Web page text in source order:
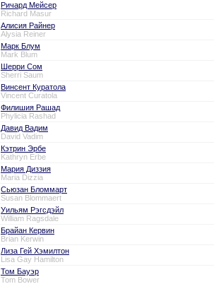
Ричард Мейсер
Richard Masur
Алисия Райнер
Alysia Reiner
Марк Блум
Mark Blum
Шерри Сом
Sherri Saum
Винсент Куратола
Vincent Curatola
Филишия Рашад
Phylicia Rashad
Давид Вадим
David Vadim
Кэтрин Эрбе
Kathryn Erbe
Мария Диззия
Maria Dizzia
Сьюзан Бломмарт
Susan Blommaert
Уильям Рэгсдэйл
William Ragsdale
Брайан Кервин
Brian Kerwin
Лиза Гей Хэмилтон
Lisa Gay Hamilton
Том Бауэр
Tom Bower